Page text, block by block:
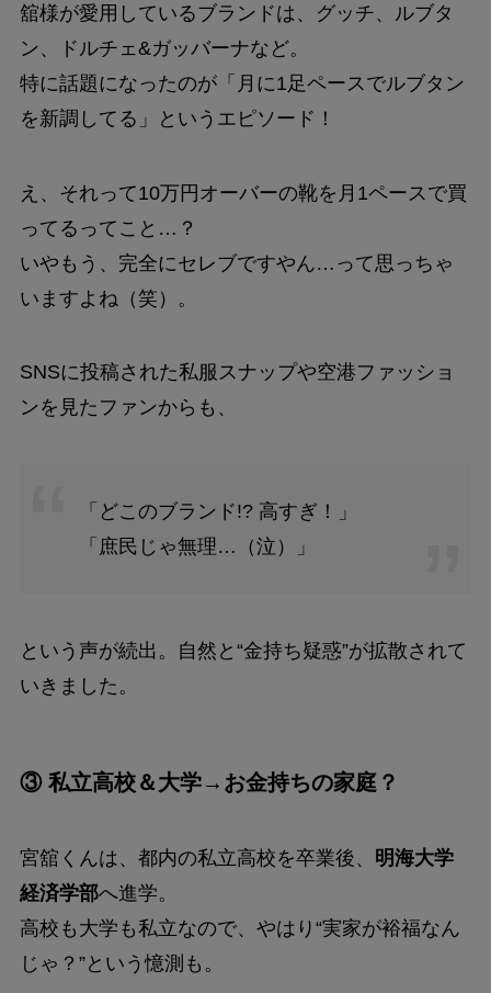
舘様が愛用しているブランドは、グッチ、ルブタ
ン、ドルチェ&ガッバーナなど。
特に話題になったのが「月に1足ペースでルブタン
を新調してる」というエピソード！
え、それって10万円オーバーの靴を月1ペースで買
ってるってこと…？
いやもう、完全にセレブですやん…って思っちゃ
いますよね（笑）。
SNSに投稿された私服スナップや空港ファッショ
ンを見たファンからも、
「どこのブランド!? 高すぎ！」
「庶民じゃ無理…（泣）」
という声が続出。自然と“金持ち疑惑”が拡散されて
いきました。
③ 私立高校＆大学→お金持ちの家庭？
宮舘くんは、都内の私立高校を卒業後、 明海大学
経済学部へ進学。
高校も大学も私立なので、やはり“実家が裕福なん
じゃ？”という憶測も。